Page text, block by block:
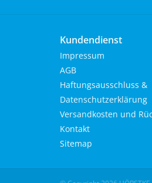
Kundendienst
Impressum
AGB
Haftungsausschluss &
Datenschutzerklärung
Versandkosten und
Kontakt
Sitemap